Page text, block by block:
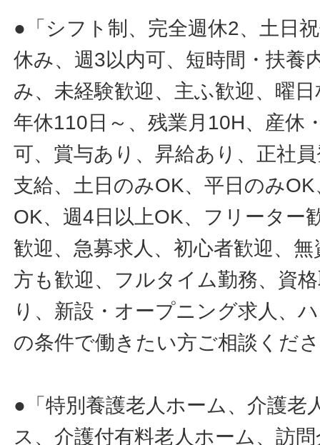
●「シフト制、完全週休2、土日
休み、週3以内可、短時間・扶養
み、未経験歓迎、主ふ歓迎、曜
年休110日～、残業月10H、産休
可、賞与あり、昇給あり、正社
支給、土日のみOK、平日のみ
OK、週4日以上OK、フリーター
歓迎、急募求人、初心者歓迎、
方も歓迎、フルタイム勤務、資
り、新設・オープニング求人、
の条件で働きたい方ご相談くだ
●「特別養護老人ホーム、介護老
ス、介護付有料老人ホーム、訪